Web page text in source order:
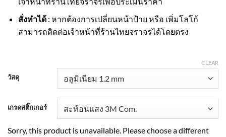
สั่งทำได้: หากต้องการเปลี่ยนหน้าป้าย หรือ เพิ่มโลโก้
สามารถติดต่อเจ้าหน้าที่ร้านไทยจราจรได้โดยตรง
วัสดุ
เกรดสติ๊กเกอร์
CLEAR
Sorry, this product is unavailable. Please choose a different